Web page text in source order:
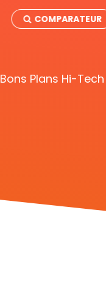
COMPARATEUR
Bons Plans Hi-Tech